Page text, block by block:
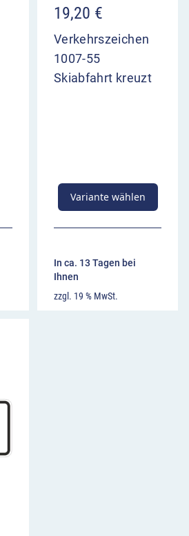
19,20 €
Verkehrszeichen
1007-55
Skiabfahrt kreuzt
Variante wählen
In ca. 13 Tagen bei
Ihnen
zzgl. 19 % MwSt.